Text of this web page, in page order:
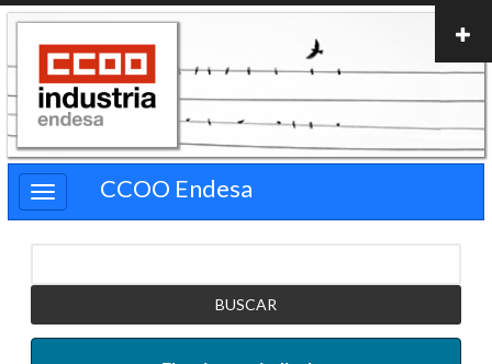
Pasar
contenido
principal
CCOO Endesa